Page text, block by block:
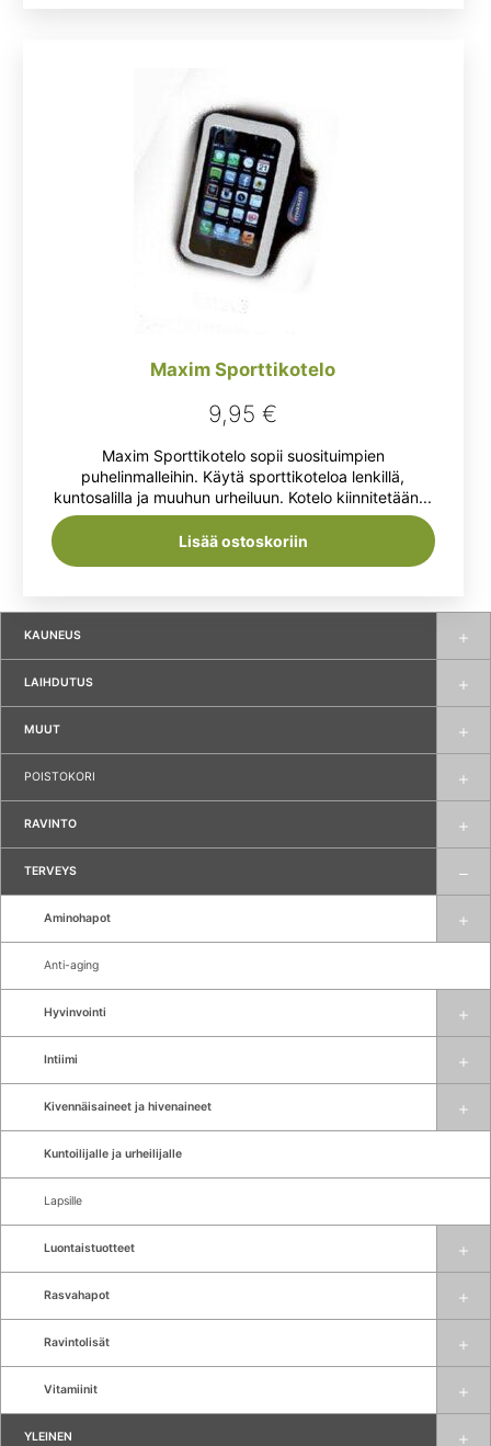
KAUNEUS
LAIHDUTUS
MUUT
POISTOKORI
RAVINTO
TERVEYS
Aminohapot
Anti-aging
Hyvinvointi
Intiimi
Kivennäisaineet ja hivenaineet
Kuntoilijalle ja urheilijalle
Lapsille
Luontaistuotteet
Rasvahapot
Ravintolisät
Vitamiinit
YLEINEN
Maxim Sporttikotelo
9,95€
Maxim Sporttikotelo sopii suosituimpien
puhelinmalleihin. Käytä sporttikoteloa lenkillä,
kuntosalilla ja muuhun urheiluun. Kotelo kiinnitetään...
Lisää ostoskoriin